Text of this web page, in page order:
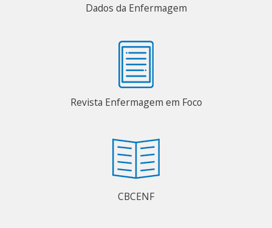
Dados da Enfermagem
Revista Enfermagem em Foco
CBCENF